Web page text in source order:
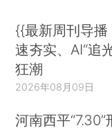
{{最新周刊导
速夯实、AI“追
狂潮
2026年08月09日
河南西平